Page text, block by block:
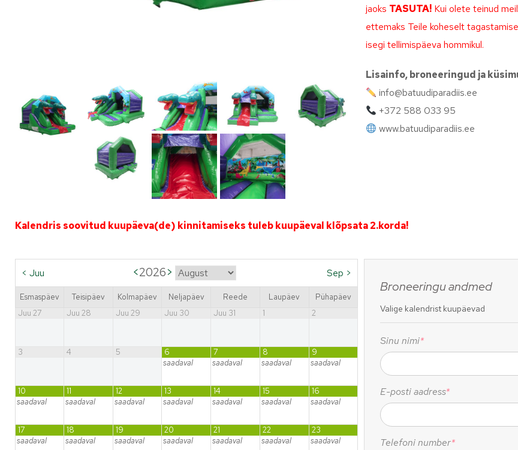
jaoks TASUTA!Kui olete teinud
ettemaks Teile koheselt
isegi tellimispäeva hommikul.
Lisainfo, broneeringud ja
info@batuudiparadiis.ee
+372 588 033 95
www.batuudiparadiis.ee
Kalendris soovitud kuupäeva(de) kinnitamiseks tuleb kuupäeval klõpsata 2.korda!
< Juu <2026> Sep >
Esmaspäev Teisipäev Kolmapäev Neljapäev Reede Laupäev
Pühapäev
Juu 27
Juu 28 Juu 29 Juu 30 Juu 31 1 2
3 4 5
6
saadaval
7
saadaval
8
saadaval
9
saadaval
10
saadaval
11
saadaval
12
saadaval
13
saadaval
14
saadaval
15
saadaval
16
saadaval
17
saadaval
18
saadaval
19
saadaval
20
saadaval
21
saadaval
22
saadaval
23
saadaval
Broneeringu andmed
Valige kalendrist kuupäevad
Sinu nimi*
E-posti aadress*
Telefoni number*